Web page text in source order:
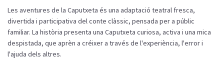
Les aventures de la Caputxeta és una adaptació teatral fresca,
divertida i participativa del conte clàssic, pensada per a públic
familiar. La història presenta una Caputxeta curiosa, activa i una mica
despistada, que aprèn a créixer a través de l'experiència, l'error i
l'ajuda dels altres.